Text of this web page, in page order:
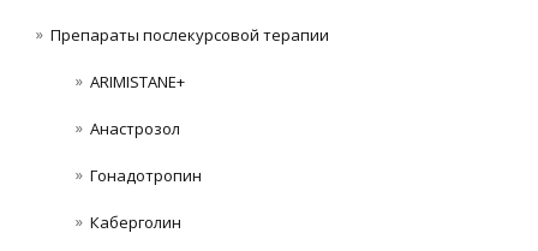
Препараты послекурсовой терапии
ARIMISTANE+
Анастрозол
Гонадотропин
Каберголин